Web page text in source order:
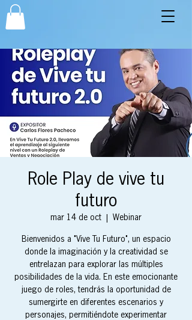
Role Play de vive tu
futuro
mar 14 de oct Webinar
Bienvenidos a "Vive Tu Futuro", un espacio
donde la imaginación y la creatividad se
entrelazan para explorar las múltiples
posibilidades de la vida. En este emocionante
juego de roles, tendrás la oportunidad de
sumergirte en diferentes escenarios y
personajes, permitiéndote experimentar